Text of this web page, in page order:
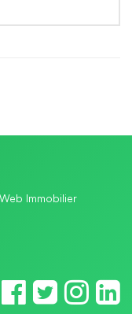
Immobilier